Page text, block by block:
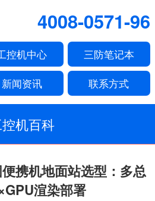
4008-0571-96
控机中心 三防笔记本
新闻资讯 联系方式
机百科
携机地面站选型：多总
渲染部署